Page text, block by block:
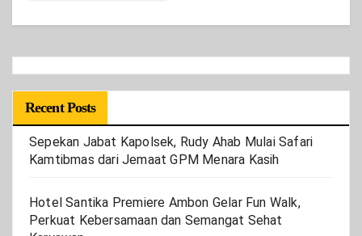
Recent Posts
Sepekan Jabat Kapolsek, Rudy Ahab Mulai Safari
Kamtibmas dari Jemaat GPM Menara Kasih
Hotel Santika Premiere Ambon Gelar Fun Walk,
Perkuat Kebersamaan dan Semangat Sehat